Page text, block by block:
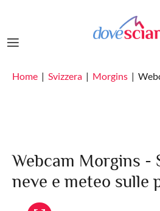
Home Svizzera Morgins
Webcam Morgins -
neve e meteo sulle